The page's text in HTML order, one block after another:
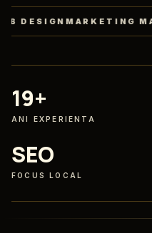
MARKETING
19+
ANI EXPERIENTA
SEO
FOCUS LOCAL